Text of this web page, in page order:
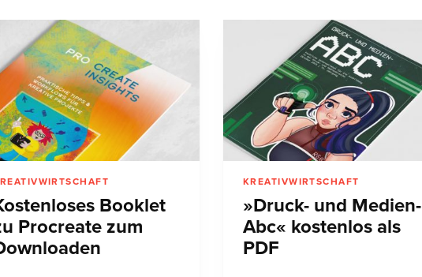
Booklet
Procreate zum
KREATIVWIRTSCHAFT
»Druck- und Medien-
Abc« kostenlos als
PDF